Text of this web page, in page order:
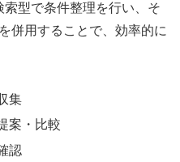
型で条件整理を行い、そ
併用することで、効率的に
集
案・比較
認